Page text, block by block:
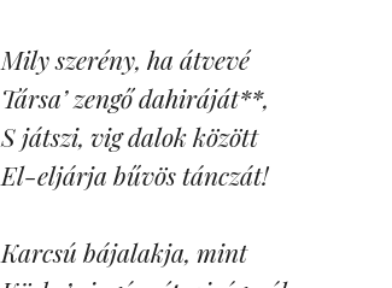
Mily szerény, ha átvevé
Társa’ zengő dahiráját**,
S játszi, vig dalok között
El-eljárja bűvös tánczát!
Karcsú bájalakja, mint